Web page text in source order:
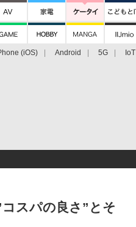
(iOS) Android 5G IoT
スパの良さ”とそ